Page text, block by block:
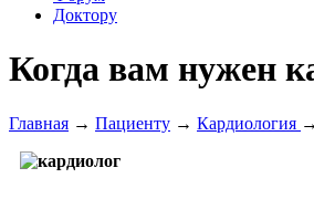
Доктору
Когда вам нужен
Главная → Пациенту → Кардиология